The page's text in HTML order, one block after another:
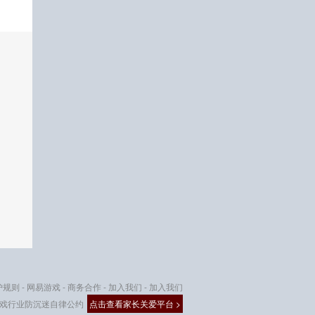
规则 - 网易游戏-商务合作 - 加入我们 - 加入我们
点击查看家长关爱平台 >
行业防沉迷自律公约